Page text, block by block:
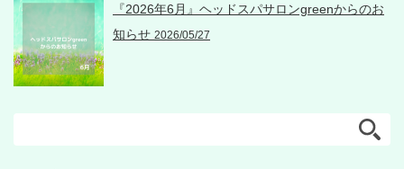
『2026年6月』ヘッドスパサロンgreenからのお
知らせ 2026/05/27